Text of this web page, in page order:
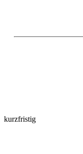
kurzfristig